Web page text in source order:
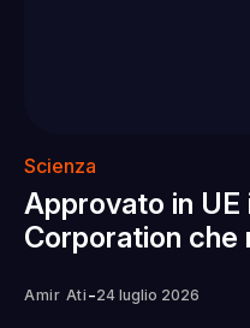
Scienza
Approvato in UE
Corporation che
Amir Ati -24 luglio 2026